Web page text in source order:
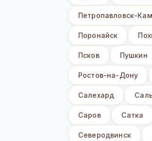
Петропавловск-
Поронайск
Псков Пушкин
Ростов-на-Дону
Салехард
Саров Сатка
Северодвинск